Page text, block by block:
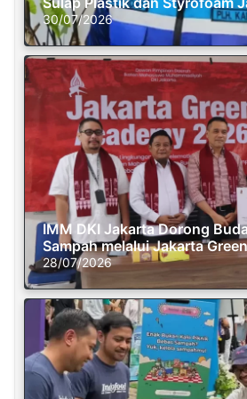
30/07/2026
IMM DKI Jakarta Dorong
Sampah melalui Jakarta
28/07/2026